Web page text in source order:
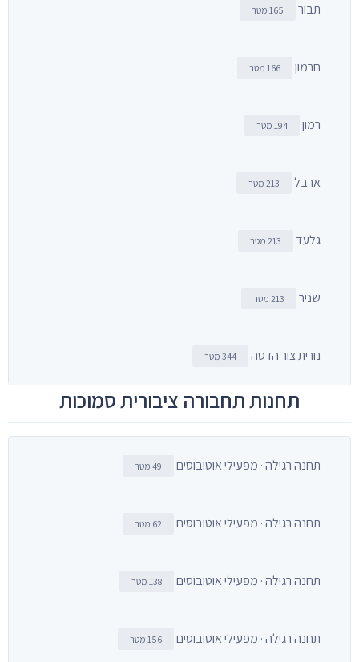
תבור 165 מטר
חרמון 166 מטר
רמון 194 מטר
ארבל 213 מטר
גלעד 213 מטר
שניר 213 מטר
נורית צור הדסה 344 מטר
תחנות תחבורה ציבורית סמוכות
תחנה רגילה · מפעילי אוטובוסים 49 מטר
תחנה רגילה · מפעילי אוטובוסים 62 מטר
תחנה רגילה · מפעילי אוטובוסים 138 מטר
תחנה רגילה · מפעילי אוטובוסים 156 מטר